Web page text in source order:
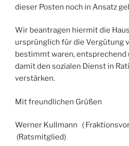
dieser Posten noch in Ansatz
Wir beantragen hiermit die
ursprünglich für die Vergütung
bestimmt waren, entsprechend
damit den sozialen Dienst in
verstärken.
Mit freundlichen Grüßen
Werner Kullmann (
(Ratsmitglied)